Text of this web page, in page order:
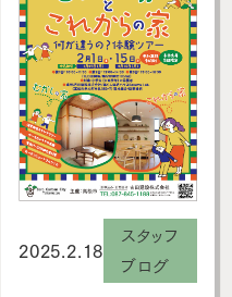
2025.2.18
スタッフ
ブログ